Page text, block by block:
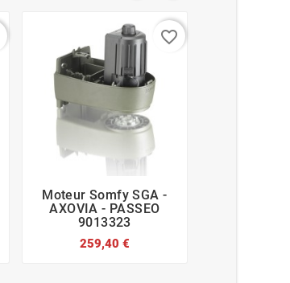
   
Moteur Somfy SGA -
AXOVIA - PASSEO
9013323
259,40 €
favorite_border